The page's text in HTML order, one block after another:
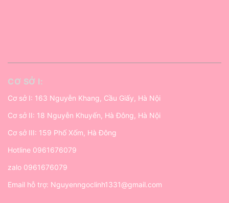
CƠ SỞ I:
Cơ sở I: 163 Nguyễn Khang, Cầu Giấy, Hà Nội
Cơ sở II: 18 Nguyễn Khuyến, Hà Đông, Hà Nội
Cơ sở III: 159 Phố Xốm, Hà Đông
Hotline 0961676079
zalo 0961676079
Email hỗ trợ: Nguyenngoclinh1331@gmail.com